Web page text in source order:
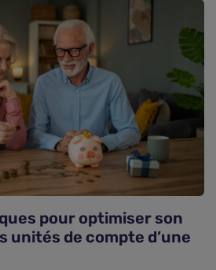
pour optimiser son
unités de compte d’une